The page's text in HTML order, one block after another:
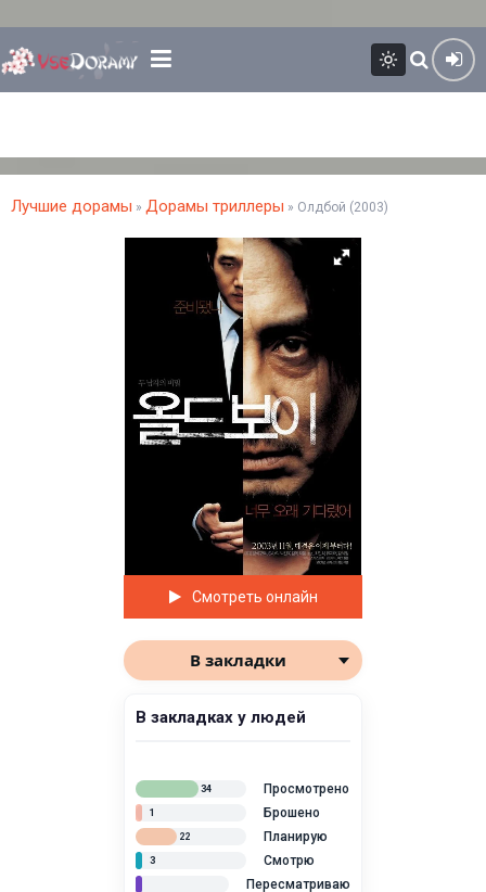
Лучшие дорамы » Дорамы триллеры » Олдбой (2003)
Смотреть онлайн
В закладки
В закладках у людей
Просмотрено
34
Брошено
1
Планирую
22
Смотрю
3
Пересматриваю